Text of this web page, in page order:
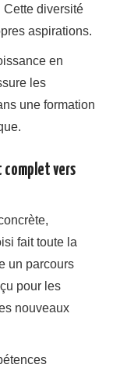
Cette diversité
aspirations.
en
les
une formation
complet vers
fait toute la
un parcours
pour les
nouveaux